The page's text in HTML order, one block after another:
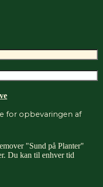
for opbevaringen af
"Sund på Planter"
Du kan til enhver tid